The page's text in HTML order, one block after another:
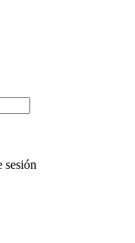
sesión